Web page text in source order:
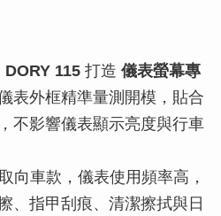
DORY 115 打造 儀表螢幕專
表外框精準量測開模，貼合
不影響儀表顯示亮度與行車
向車款，儀表使用頻率高，
、指甲刮痕、清潔擦拭與日